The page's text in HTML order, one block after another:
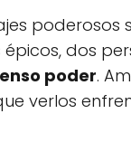
poderosos
dos
poder.
verlos